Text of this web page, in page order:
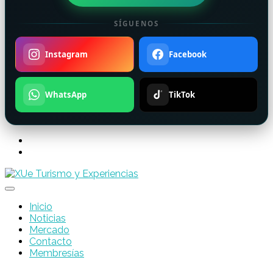
SÍGUENOS
Instagram Facebook
WhatsApp TikTok
Inicio
Noticias
Mercado
Contacto
Membresías